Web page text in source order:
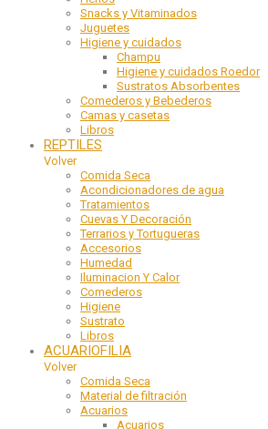
Snacks y Vitaminados
Juguetes
Higiene y cuidados
Champu
Higiene y cuidados Roedor
Sustratos Absorbentes
Comederos y Bebederos
Camas y casetas
Libros
REPTILES
Volver
Comida Seca
Acondicionadores de agua
Tratamientos
Cuevas Y Decoración
Terrarios y Tortugueras
Accesorios
Humedad
Iluminacion Y Calor
Comederos
Higiene
Sustrato
Libros
ACUARIOFILIA
Volver
Comida Seca
Material de filtración
Acuarios
Acuarios